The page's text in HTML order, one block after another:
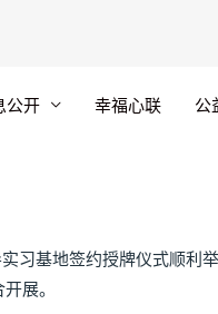
公开 幸福心联 公
习基地签约授牌仪式顺利
展。